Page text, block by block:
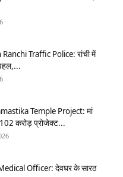
Traffic Police: रांची में
Temple Project: मां
करोड़ प्रोजेक्ट...
Officer: देवघर के सारठ